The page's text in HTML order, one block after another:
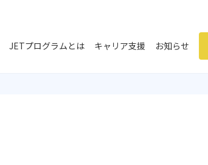
JETプログラムとは キャリア支援 お知らせ